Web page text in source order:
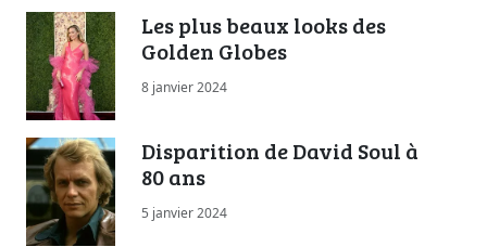
Les plus beaux looks des
Golden Globes
8 janvier 2024
Disparition de David Soul à
80 ans
5 janvier 2024